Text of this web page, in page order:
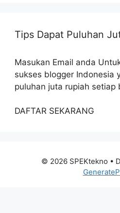
Tips Dapat Puluhan
Masukan Email anda
sukses blogger Indonesia
puluhan juta rupiah setiap
DAFTAR SEKARANG
© 2026 SPEKtekno •